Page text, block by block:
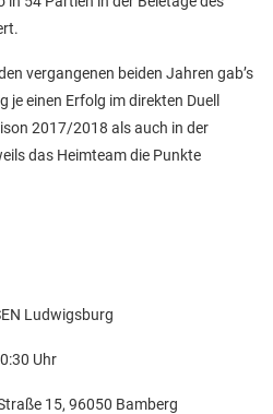
vergangenen beiden Jahren gab’s
einen Erfolg im direkten Duell
2017/2018 als auch in der
das Heimteam die Punkte
Ludwigsburg
Uhr
15, 96050 Bamberg